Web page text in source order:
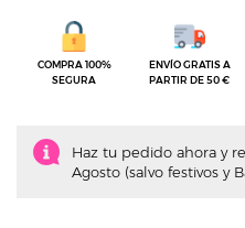
COMPRA 100%
SEGURA
ENVÍO GRATIS A
PARTIR DE 50 €
Haz tu pedido ahora y
Agosto (salvo festivos y